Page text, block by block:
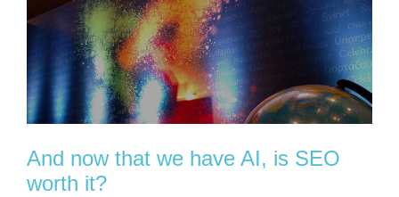
And now that we have AI, is SEO
worth it?